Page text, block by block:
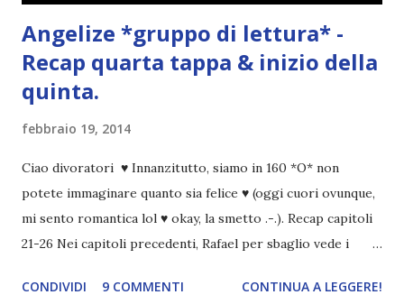
Angelize *gruppo di lettura* -
Recap quarta tappa & inizio della
quinta.
febbraio 19, 2014
Ciao divoratori ♥ Innanzitutto, siamo in 160 *O* non
potete immaginare quanto sia felice ♥ (oggi cuori ovunque,
mi sento romantica lol ♥ okay, la smetto .-.). Recap capitoli
21-26 Nei capitoli precedenti, Rafael per sbaglio vede i
incontrano e Hesediel mostra loro come combattere i puri.
CONDIVIDI 9 COMMENTI CONTINUA A LEGGERE!